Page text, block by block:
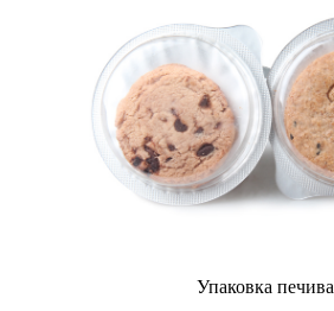
Упаковка печива